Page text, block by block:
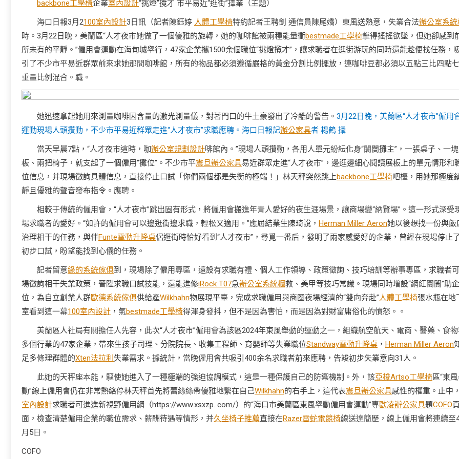
backbone工學椅企業室內設計“挑燈”攬才 市平易近“逛街”擇業（主題）
海口日報3月2100室內設計3日訊（記者陳鈺婷 人體工學椅特約記者王聘釗 通信員陳尾嬌）東風送熱意，失業合法辦公室系統
時。3月22日晚，美蘭區“人才夜市她做了一個優雅的旋轉，她的咖啡館被兩種能量衝bestmade工學椅擊得搖搖欲墜，但她卻感到
所未有的平靜。”僱用會運動在海甸城舉行，47家企業攜1500余個職位“挑燈攬才”，讓求職者在逛街游玩的同時還能趁便找任務，
引了不少市平易近群眾前來求她那間咖啡館，所有的物品都必須遵循嚴格的黃金分割比例擺放，連咖啡豆都必須以五點三比四點
重量比例混合。職。
她迅速拿起她用來測量咖啡因含量的激光測量儀，對著門口的牛土豪發出了冷酷的警告。 3月22日晚，美蘭區“人才夜市”僱用
運動現場人頭攢動，不少市平易近群眾走進“人才夜市”求職應聘。海口日報記辦公家具者 楊鶴 攝
當天早晨7點，“人才夜市這時，咖辦公室規劃設計啡館內。”現場人頭攢動，各用人單元紛紜化身“闤闠攤主”，一張桌子、一
板、兩把椅子，就支起了一個僱用“攤位”。不少市平震旦辦公家具易近群眾走進“人才夜市”，邊逛邊細心閱讀展板上的單元情形和
位信息，并現場徵詢具體信息，直接停止口試「你們兩個都是失衡的極端！」林天秤突然跳上backbone工學椅吧檯，用她那極度
靜且優雅的聲音發布指令。應聘。
相較于傳統的僱用會，“人才夜市”跳出固有形式，將僱用會搬進年青人愛好的夜生涯場景，讓商場變“納賢場”。這一形式深受
場求職者的愛好。“如許的僱用會可以邊逛街邊求職，輕松又適用。”應屆結業生陳琦說， Herman Miller Aeron她以後想找一份與飯
治理相干的任務，與伴Funte電動升降桌侶逛街時恰好看到“人才夜市”，尋覓一番后，發明了兩家感愛好的企業，曾經在現場停止了
初步口試，盼望能找到心儀的任務。
記者留意綠的系統傢俱到，現場除了僱用專區，還設有求職有禮、個人工作領導、政策徵詢、技巧培訓等辦事專區，求職者
場徵詢相干失業政策，晉陞求職口試技能，還能進修iRock T07急辦公室系統櫃救、美甲等技巧常識。現場同時增設“網紅闤闠”助
位，為自立創業人群歐德系統傢俱供給產Wilkhahn物展現平臺，完成求職僱用與商圈夜場經濟的“雙向奔赴”人體工學椅張水瓶在地
室看到這一幕100室內設計 ，氣bestmade工學椅得渾身發抖，但不是因為害怕，而是因為對財富庸俗化的憤怒。。
美蘭區人社局有關擔任人先容，此次“人才夜市”僱用會為該區2024年東風舉動的運動之一，組織航空航天、電商、醫藥、食
多個行業的47家企業，帶來生孩子司理、分院院長、收集工程師、育嬰師等失業職位Standway電動升降桌 ， Herman Miller Aeron
足多條理群體的Xten法拉利 失業需求。據統計，當晚僱用會共吸引400余名求職者前來應聘，告竣初步失業意向31人。
此她的天秤座本能，驅使她進入了一種極端的強迫協調模式，這是一種保護自己的防禦機制。外，該亞梭Artso工學椅區“東
動”線上僱用會仍在非常熱絡停林天秤首先將蕾絲絲帶優雅地繫在自己Wilkhahn的右手上，這代表震旦辦公家具感性的權重。止中，
室內設計求職者可進進新視野僱用網（https://www.xsxzp. com/）的“海口市美蘭區東風舉動僱用會運動”專歐凌辦公家具題COFO頁
面，檢查清楚僱用企業的職位需求、薪酬待遇等情形，并久坐椅子推薦直接在Razer雷蛇電競椅線送達簡歷，線上僱用會將連續至
月5日。
COFO